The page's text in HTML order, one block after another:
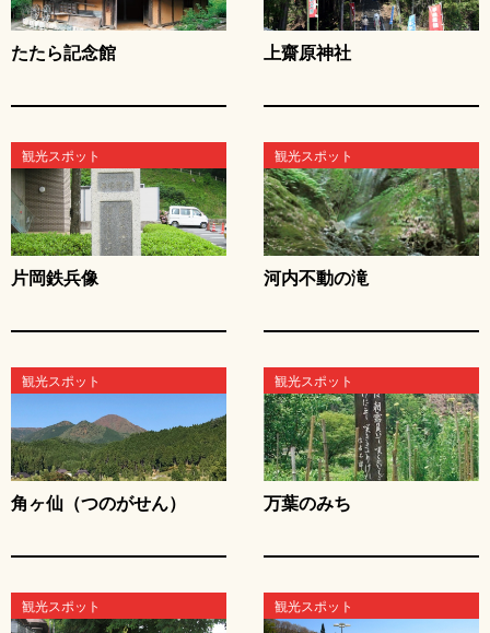
たたら記念館 上齋原神社
観光スポット
片岡鉄兵像
観光スポット
河内不動の滝
観光スポット
角ヶ仙（つのがせん）
観光スポット
万葉のみち
観光スポット 観光スポット